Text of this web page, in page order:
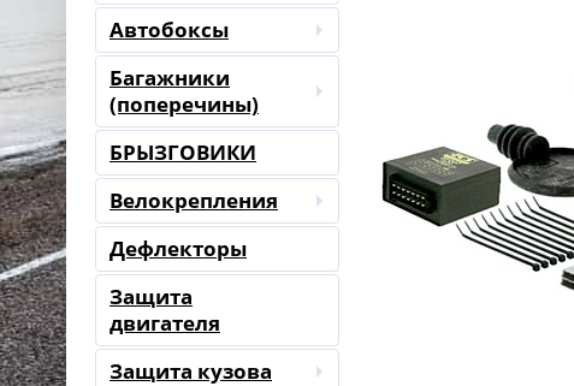
Автобоксы
Багажники
(поперечины)
БРЫЗГОВИКИ
Велокрепления
Дефлекторы
Защита
двигателя
Защита кузова